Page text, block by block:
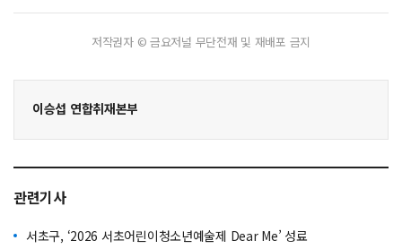
저작권자 © 금요저널 무단전재 및 재배포 금지
이승섭 연합취재본부
관련기사
서초구, ‘2026 서초어린이청소년예술제 Dear Me’ 성료